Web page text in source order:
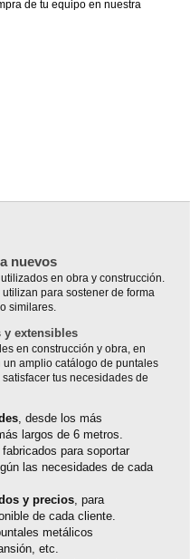
de tu equipo en nuestra
nuevos
en obra y construcción.
para sostener de forma
similares.
y extensibles
en construcción y obra, en
amplio catálogo de puntales
tus necesidades de
, desde los más
largos de 6 metros.
fabricados para soportar
las necesidades de cada
y precios, para
de cada cliente.
metálicos
etc.